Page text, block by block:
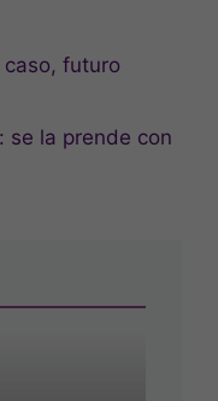
caso, futuro
se la prende con